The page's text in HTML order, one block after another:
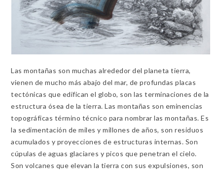
Las montañas son muchas alrededor del planeta tierra,
vienen de mucho más abajo del mar, de profundas placas
tectónicas que edifican el globo, son las terminaciones de la
estructura ósea de la tierra. Las montañas son eminencias
topográficas término técnico para nombrar las montañas. Es
la sedimentación de miles y millones de años, son residuos
acumulados y proyecciones de estructuras internas. Son
cúpulas de aguas glaciares y picos que penetran el cielo.
Son volcanes que elevan la tierra con sus expulsiones, son